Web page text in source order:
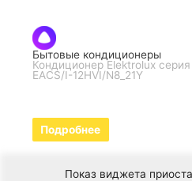
Бытовые кондиционеры
Кондиционер Elektrolux
EACS/I-12HVI/N8_21Y
Подробнее
Показ виджета